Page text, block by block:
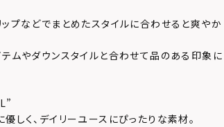
プなどでまとめたスタイルに合わせると爽やか
ムやダウンスタイルと合わせて品のある印象に
しく、デイリーユースにぴったりな素材。